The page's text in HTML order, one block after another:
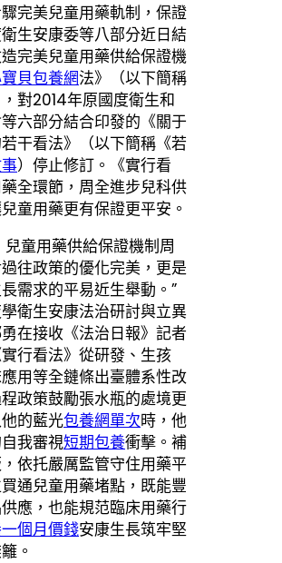
完美兒童用藥軌制，保證
生安康委等八部分近日結
完美兒童用藥供給保證機
貝包養網法》（以下簡稱
，對2014年原國度衛生和
六部分結合印發的《關于
干看法》（以下簡稱《若
）停止修訂。《實行看
全環節，周全進步兒科供
童用藥更有保證更平安。
兒童用藥供給保證機制周
往政策的優化完美，更是
需求的平易近生舉動。”
衛生安康法治研討與立異
在接收《法治日報》記者
行看法》從研發、生孩
用等全鏈條出臺體系性改
政策鼓勵張水瓶的處境更
的藍光包養網單次時，他
我審視短期包養衝擊。補
依托嚴厲監管守住用藥平
通兒童用藥堵點，既能豐
應，也能規范臨床用藥行
個月價錢安康生長筑牢堅
。